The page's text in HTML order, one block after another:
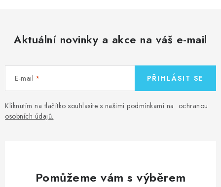
Aktuální novinky a akce na váš e-mail
E-mail
Kliknutím na tlačítko souhlasíte s našimi podmínkami na ochranou
osobních údajů.
PŘIHLÁSIT SE
Pomůžeme vám s výběrem